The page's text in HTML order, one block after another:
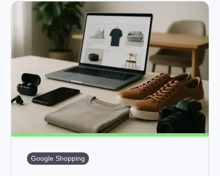
Google Shopping